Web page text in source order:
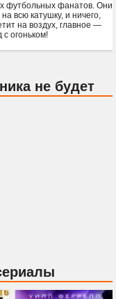
футбольных фанатов. Они
всю катушку, и ничего,
на воздух, главное —
с огоньком!
не будет